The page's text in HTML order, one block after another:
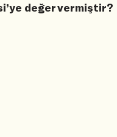
değer vermiştir?